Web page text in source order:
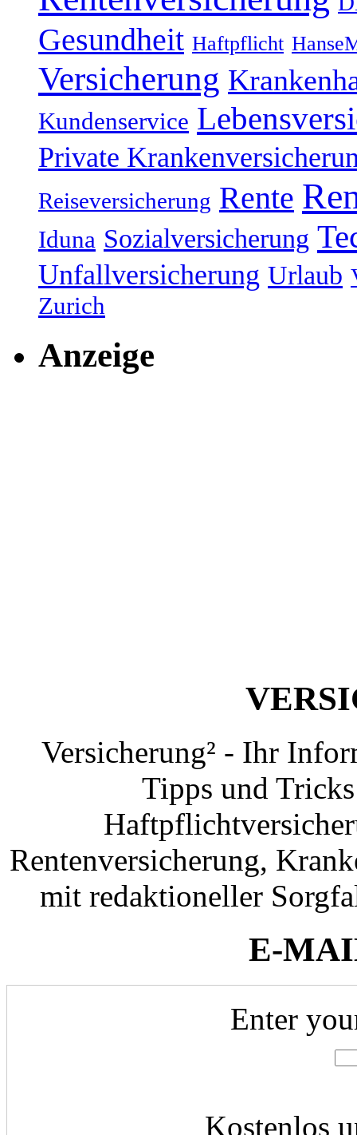
Gesundheit Haftpflicht
Versicherung
Kundenservice
Private
Reiseversicherung Rente
Iduna Sozialversicherung
Unfallversicherung Urlaub
Zurich
Anzeige
Versicherung² - Ihr
Tipps und
Rentenversicherung,
mit redaktioneller
E-
Enter
Kostenlos